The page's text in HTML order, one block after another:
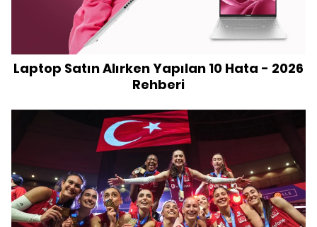
Laptop Satın Alırken Yapılan 10 Hata - 2026
Rehberi